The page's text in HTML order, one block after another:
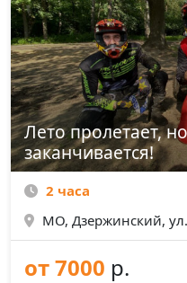
Лето пролетает,
заканчивается!
2 часа
МО, Дзержинский,
от 7000 р.